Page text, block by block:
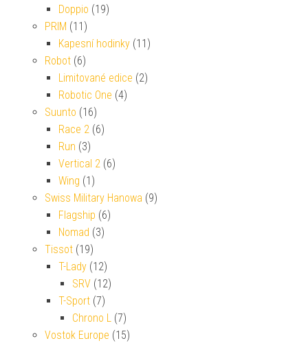
Doppio (19)
PRIM (11)
Kapesní hodinky (11)
Robot (6)
Limitované edice (2)
Robotic One (4)
Suunto (16)
Race 2 (6)
Run (3)
Vertical 2 (6)
Wing (1)
Swiss Military Hanowa (9)
Flagship (6)
Nomad (3)
Tissot (19)
T-Lady (12)
SRV (12)
T-Sport (7)
Chrono L (7)
Vostok Europe (15)